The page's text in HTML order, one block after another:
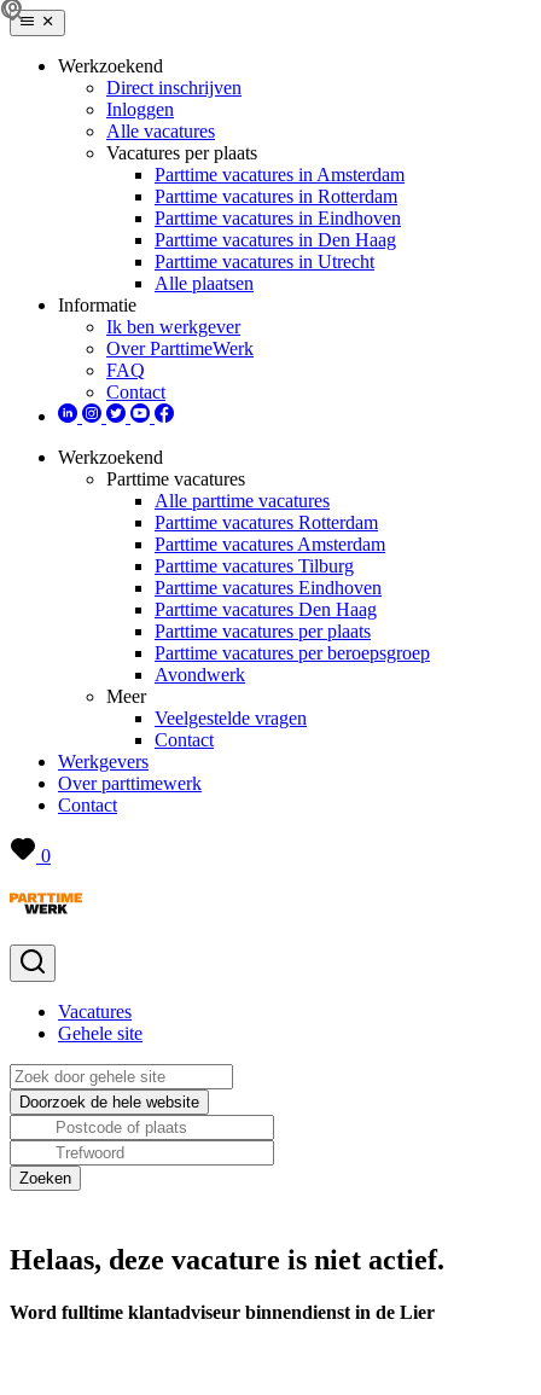
Werkzoekend
Direct inschrijven
Inloggen
Alle vacatures
Vacatures per plaats
Parttime vacatures in Amsterdam
Parttime vacatures in Rotterdam
Parttime vacatures in Eindhoven
Parttime vacatures in Den Haag
Parttime vacatures in Utrecht
Alle plaatsen
Informatie
Ik ben werkgever
Over ParttimeWerk
FAQ
Contact
Werkzoekend
Parttime vacatures
Alle parttime vacatures
Parttime vacatures Rotterdam
Parttime vacatures Amsterdam
Parttime vacatures Tilburg
Parttime vacatures Eindhoven
Parttime vacatures Den Haag
Parttime vacatures per plaats
Parttime vacatures per beroepsgroep
Avondwerk
Meer
Veelgestelde vragen
Contact
Werkgevers
Over parttimewerk
Contact
0
Vacatures
Gehele site
Helaas, deze vacature is niet actief.
Word fulltime klantadviseur binnendienst in de Lier